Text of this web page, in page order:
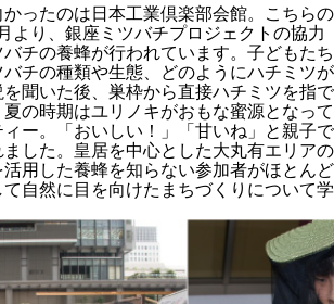
ったのは日本工業倶楽部会館。こちらの
より、銀座ミツバチプロジェクトの協力
チの養蜂が行われています。子どもたち
チの種類や生態、どのようにハチミツが
聞いた後、巣枠から直接ハチミツを指で
の時期はユリノキがおもな蜜源となって
ー。「おいしい！」「甘いね」と親子で
した。皇居を中心とした大丸有エリアの
用した養蜂を知らない参加者がほとんど
自然に目を向けたまちづくりについて学